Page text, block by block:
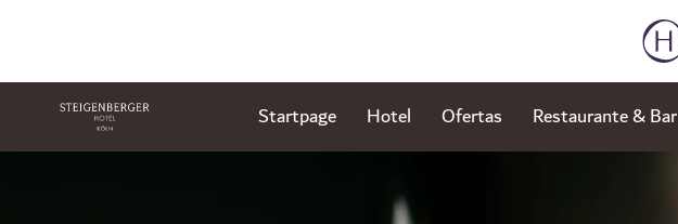
Startpage Hotel Ofertas Restaurante & Bar